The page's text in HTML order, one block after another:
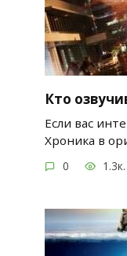
Кто
Если вас
Хроника в
0 1.3к.